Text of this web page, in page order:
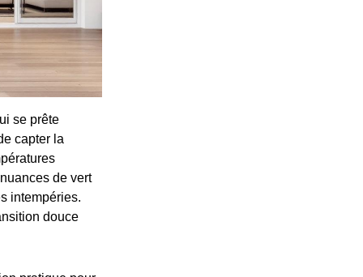
se prête
capter la
de vert
intempéries.
douce